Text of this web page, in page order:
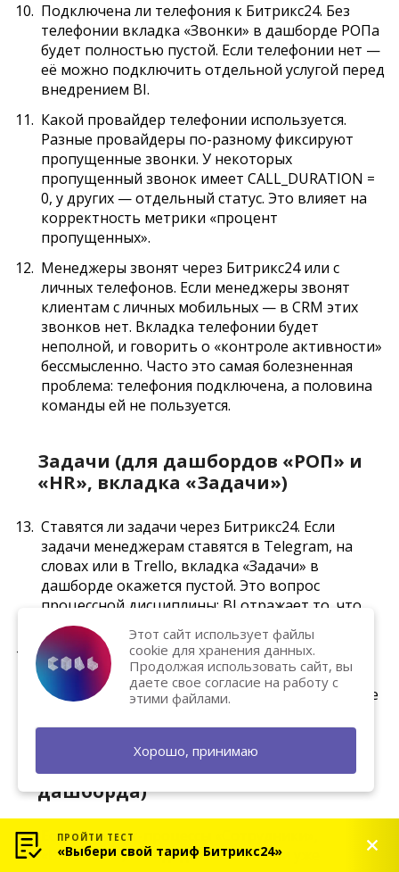
Подключена ли телефония к Битрикс24. Без
телефонии вкладка «Звонки» в дашборде РОПа
будет полностью пустой. Если телефонии нет —
её можно подключить отдельной услугой перед
внедрением BI.
Какой провайдер телефонии используется.
Разные провайдеры по-разному фиксируют
пропущенные звонки. У некоторых
пропущенный звонок имеет CALL_DURATION =
0, у других — отдельный статус. Это влияет на
корректность метрики «процент
пропущенных».
Менеджеры звонят через Битрикс24 или с
личных телефонов. Если менеджеры звонят
клиентам с личных мобильных — в CRM этих
звонков нет. Вкладка телефонии будет
неполной, и говорить о «контроле активности»
бессмысленно. Часто это самая болезненная
проблема: телефония подключена, а половина
команды ей не пользуется.
Задачи (для дашбордов «РОП» и
«HR», вкладка «Задачи»)
Ставятся ли задачи через Битрикс24. Если
задачи менеджерам ставятся в Telegram, на
словах или в Trello, вкладка «Задачи» в
дашборде окажется пустой. Это вопрос
процессной дисциплины: BI отражает то, что
есть в системе.
Заполняются ли дедлайны в задачах. Без
дедлайна метрика «просроченные задачи» не
работает. Если у задач нет сроков — система не
HR-специфика (только для HR-
дашборда)
Есть ли смарт-процессы «Сотрудники»,
«Вакансии», «Кандидаты». Если они уже
Этот сайт использует файлы
cookie для хранения данных.
Продолжая использовать сайт, вы
даете свое согласие на работу с
этими файлами.
Хорошо, принимаю
ПРОЙТИ ТЕСТ
«Выбери свой тариф Битрикс24»